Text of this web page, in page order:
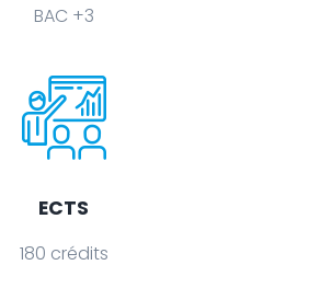
BAC +3
ECTS
180 crédits